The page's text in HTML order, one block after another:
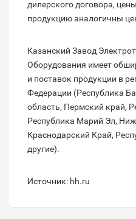
дилерского договора,
продукцию аналогичны
Казанский Завод
Оборудования имеет
и поставок продукции в
Федерации (Республика
область, Пермский край,
Республика Марий Эл,
Краснодарский Край,
другие).
Источник: hh.ru